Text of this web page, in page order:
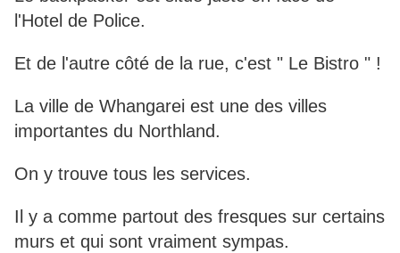
l'Hotel de Police.
Et de l'autre côté de la rue, c'est " Le Bistro " !
La ville de Whangarei est une des villes
importantes du Northland.
On y trouve tous les services.
Il y a comme partout des fresques sur certains
murs et qui sont vraiment sympas.